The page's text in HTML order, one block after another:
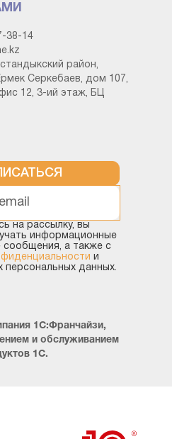
38-14
район,
Серкебаев, дом 107,
12, 3-ий этаж, БЦ
на рассылку, вы
информационные
сообщения, а также с
и
персональных данных.
1С:Франчайзи,
и обслуживанием
1С.